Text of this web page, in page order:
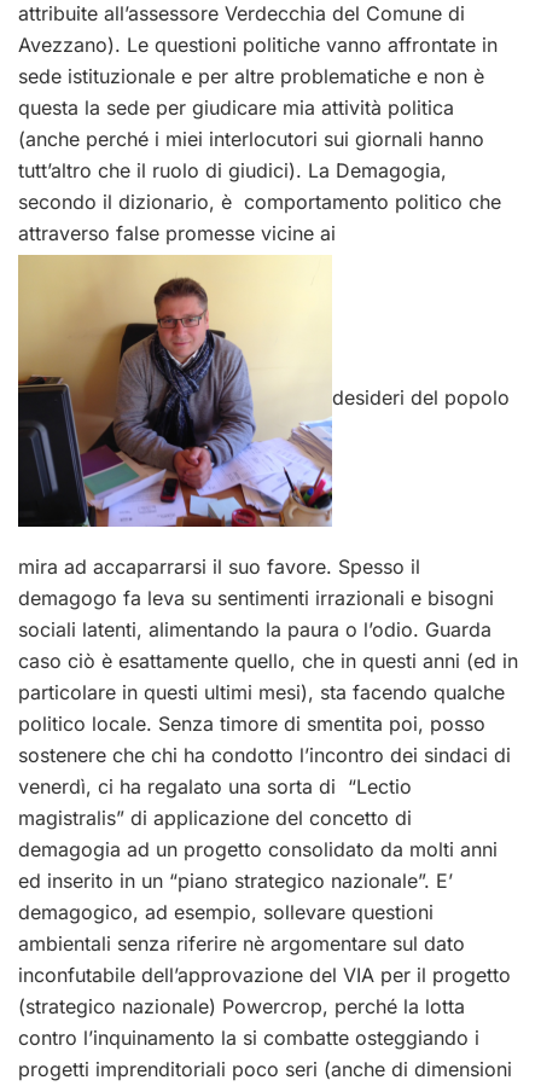
attribuite all’assessore Verdecchia del Comune di
Avezzano). Le questioni politiche vanno affrontate in
sede istituzionale e per altre problematiche e non è
questa la sede per giudicare mia attività politica
(anche perché i miei interlocutori sui giornali hanno
tutt’altro che il ruolo di giudici). La Demagogia,
secondo il dizionario, è comportamento politico che
attraverso false promesse vicine ai
desideri del popolo
mira ad accaparrarsi il suo favore. Spesso il
demagogo fa leva su sentimenti irrazionali e bisogni
sociali latenti, alimentando la paura o l’odio. Guarda
caso ciò è esattamente quello, che in questi anni (ed in
particolare in questi ultimi mesi), sta facendo qualche
politico locale. Senza timore di smentita poi, posso
sostenere che chi ha condotto l’incontro dei sindaci di
venerdì, ci ha regalato una sorta di “Lectio
magistralis” di applicazione del concetto di
demagogia ad un progetto consolidato da molti anni
ed inserito in un “piano strategico nazionale”. E’
demagogico, ad esempio, sollevare questioni
ambientali senza riferire nè argomentare sul dato
inconfutabile dell’approvazione del VIA per il progetto
(strategico nazionale) Powercrop, perché la lotta
contro l’inquinamento la si combatte osteggiando i
progetti imprenditoriali poco seri (anche di dimensioni